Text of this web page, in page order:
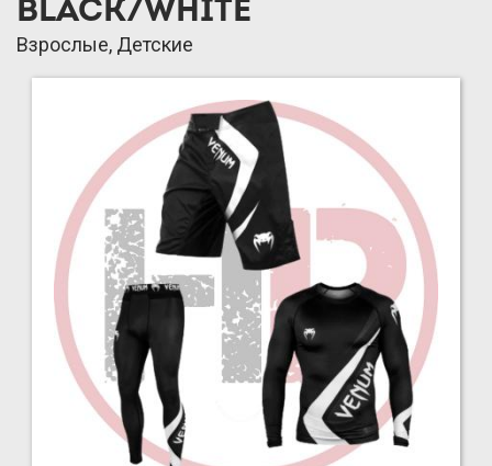
BLACK/WHITE
Взрослые, Детские